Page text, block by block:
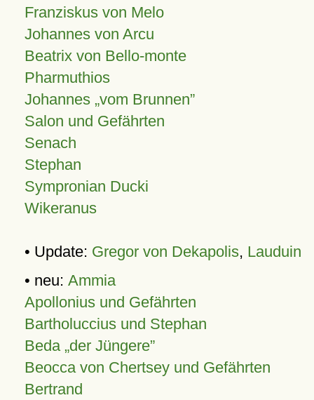
Franziskus von Melo
Johannes von Arcu
Beatrix von Bello-monte
Pharmuthios
Johannes vom Brunnen
Salon und Gefährten
Senach
Stephan
Sympronian Ducki
Wikeranus
• Update: Gregor von Dekapolis, Lauduin
• neu: Ammia
Apollonius und Gefährten
Bartholuccius und Stephan
Beda „der Jüngere”
Beocca von Chertsey und Gefährten
Bertrand